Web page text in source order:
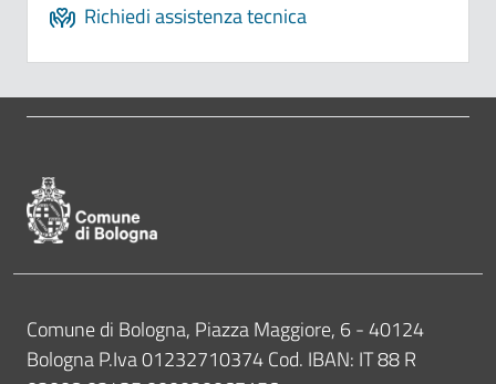
Richiedi assistenza tecnica
Contatti
Comune di Bologna, Piazza Maggiore, 6 - 40124
Bologna P.Iva 01232710374 Cod. IBAN: IT 88 R